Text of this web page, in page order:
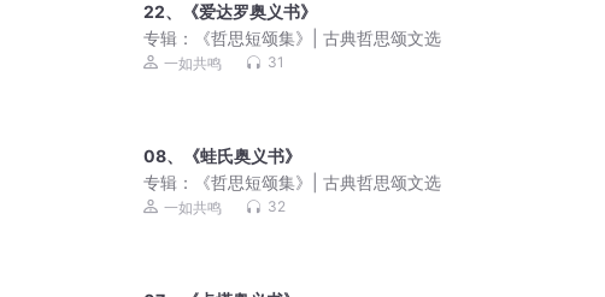
22、《爱达罗奥义书》
专辑：
《哲思短颂集》| 古典哲思颂文选
一如共鸣 31
08、《蛙氏奥义书》
专辑：
《哲思短颂集》| 古典哲思颂文选
一如共鸣 32